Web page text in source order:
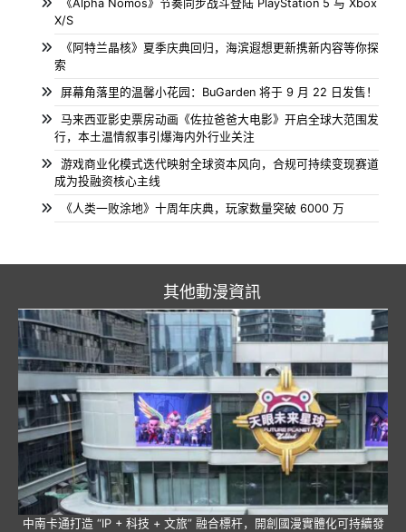
《Alpha Nomos》节奏同步战斗登陆 PlayStation 5 与 Xbox
X/S
《阿特兰晶核》夏季庆典回归，海滨遐想更新携新内容等你探
索
屏幕角落里的温馨小花园：BuGarden 将于 9 月 22 日发售！
马来西亚影史票房动画《佐拉爸爸大电影》开启全球大范围发
行，本土温情叙事引爆海内外行业关注
游戏商业化模式迭代映射全球资本风向，合规可持续变现赛道
成为投融资核心主线
《人类一败涂地》十周年庆典，玩家数量突破 6000 万
其他動漫資訊
中南卡通打造 “IP + 科技 + 文旅” 融合標杆，開創國漫實體化可持續發